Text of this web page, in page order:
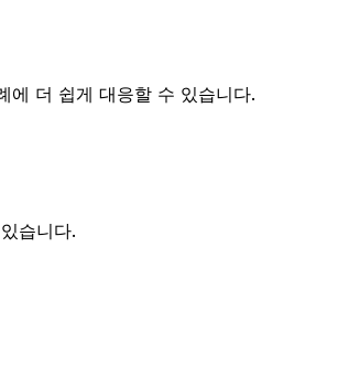
에 더 쉽게 대응할 수 있습니다.
습니다.